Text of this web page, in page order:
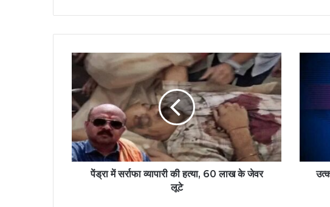
पेंड्रा में सर्राफा व्यापारी की हत्या, 60 लाख के जेवर
लूटे